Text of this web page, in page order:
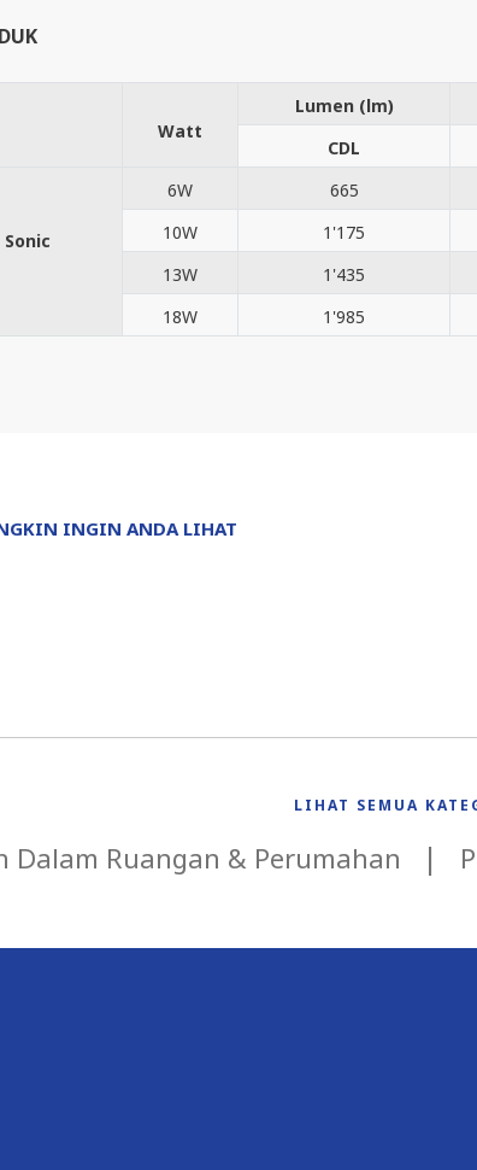
Watt
Lumen (lm)
CDL
6W 665
10W
1'175
13W
1'435
18W
1'985
INGIN ANDA LIHAT
LIHAT SEMUA
Dalam Ruangan & Perumahan